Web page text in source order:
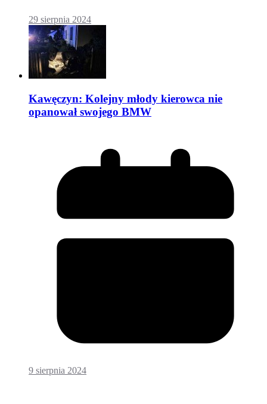
29 sierpnia 2024
Kawęczyn: Kolejny młody kierowca nie
opanował swojego BMW
9 sierpnia 2024